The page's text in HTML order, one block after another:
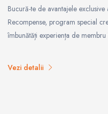
Bucură-te de avantajele
Recompense, program special
îmbunătăți experiența de
Vezi detalii